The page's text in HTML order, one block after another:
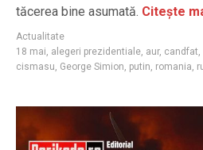
tăcerea bine asumată. Citește
Actualitate
18 mai, alegeri prezidentiale, aur, candfat,
cismasu, George Simion, putin, romania,